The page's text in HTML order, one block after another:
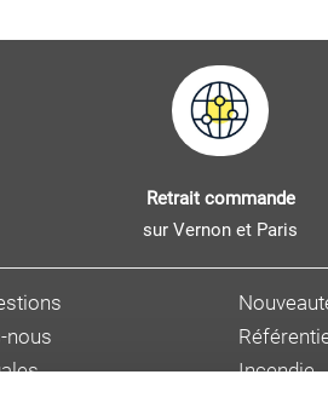
Retrait commande
sur Vernon et Paris
nous
Incendie